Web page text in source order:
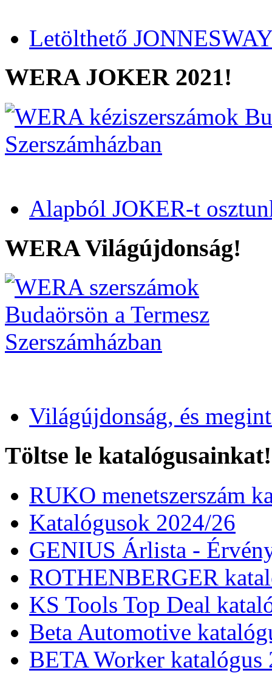
Letölthető
WERA JOKER 2021!
Alapból JOKER-t
WERA Világújdonság!
Világújdonság, és
Töltse le katalógusainkat!
RUKO menetszerszám
Katalógusok 2024/26
GENIUS Árlista -
ROTHENBERGER
KS Tools Top Deal
Beta Automotive
BETA Worker katalógus